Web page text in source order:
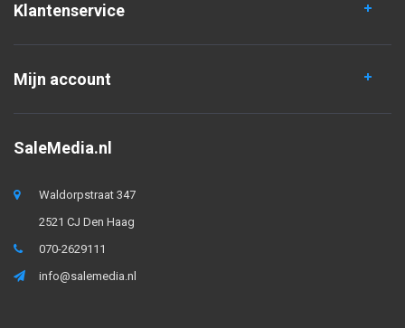
Klantenservice
Mijn account
SaleMedia.nl
Waldorpstraat 347
2521 CJ Den Haag
070-2629111
info@salemedia.nl